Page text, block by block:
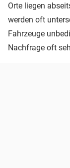
Orte liegen
werden oft
Fahrzeuge
Nachfrage oft